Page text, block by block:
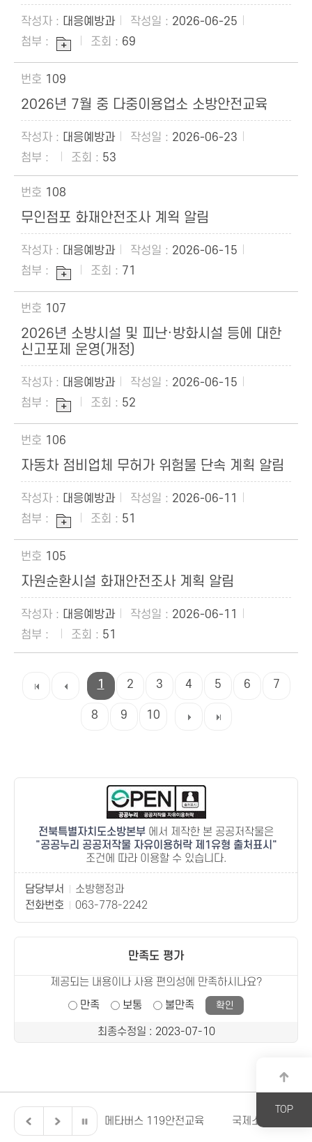
대응예방과
2026-06-25
69
109
2026년 7월 중 다중이용업소 소방안전교육웛
대응예방과
2026-06-23
53
108
무인점포 화재안전조사 계왹 알림
대응예방과
2026-06-15
71
107
2026년 소방시설 및 피난·방화시설 등에 대한
신고포제 운영(개정)
대응예방과
2026-06-15
52
106
자동차 점비업체 무허가 위험물 단속 계획 알림
대응예방과
2026-06-11
51
105
자원순환시설 화재안전조사 계획 알림
대응예방과
2026-06-11
51
1 2 3 4 5 6 7
8 9 10
전북특별자치도소방본부 에서 제작한 본 공공저작물은
공공누리 공공저작물 자유이용허락 제1유형 출처표시
조건에 따라 이용할 수 있습니다.
담당부서
소방행정과
전화번호
063-778-2242
만족도 평가
제공되는 내용이나 사용 편의성에 만족하시나요?
만족
보통 불만족
최종수정일 : 2023-07-10
TOP
전북특별자치도 메타버스 119안전교육 국제소방안전박